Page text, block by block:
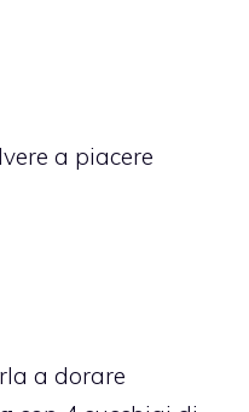
a piacere
a dorare